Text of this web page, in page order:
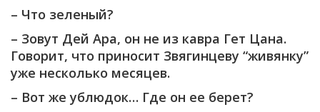
– Что зеленый?
– Зовут Дей Ара, он не из кавра Гет Цана.
Говорит, что приносит Звягинцеву “живянку”
уже несколько месяцев.
– Вот же ублюдок… Где он ее берет?